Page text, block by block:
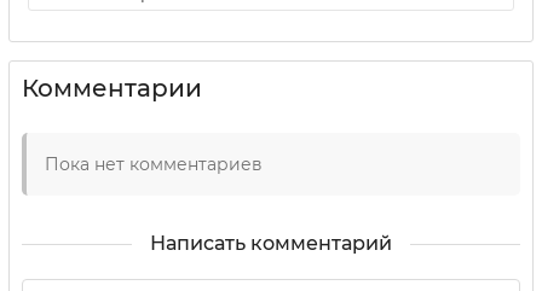
Комментарии
Пока нет комментариев
Написать комментарий